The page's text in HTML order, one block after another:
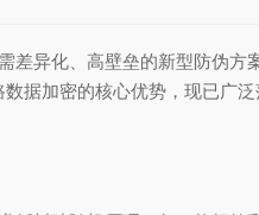
异化、高壁垒的新型防伪方案
据加密的核心优势，现已广